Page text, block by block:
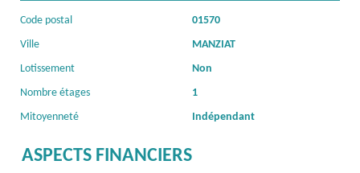
Code postal
01570
Ville
MANZIAT
Lotissement
Non
Nombre étages
1
Mitoyenneté
Indépendant
ASPECTS FINANCIERS